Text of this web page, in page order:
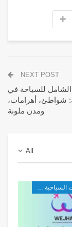
NEXT POST
الشامل للسياحة في
شواطئ، أهرامات،
ومدن ملونة
All
أفضل الوجهات السياحية في أفريقيا